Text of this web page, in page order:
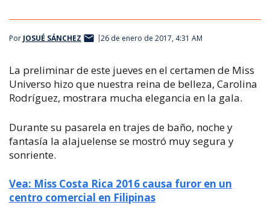
Por JOSUÉ SÁNCHEZ 26 de enero de 2017, 4:31 AM
La preliminar de este jueves en el certamen de Miss
Universo hizo que nuestra reina de belleza, Carolina
Rodríguez, mostrara mucha elegancia en la gala.
Durante su pasarela en trajes de baño, noche y
fantasía la alajuelense se mostró muy segura y
sonriente.
Vea: Miss Costa Rica 2016 causa furor en un
centro comercial en Filipinas